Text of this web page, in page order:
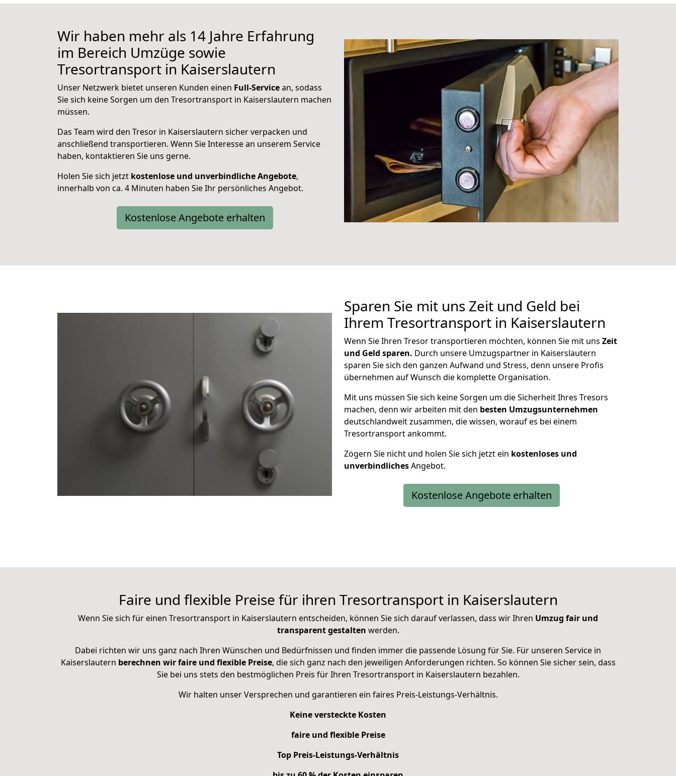
Wir haben mehr als 14 Jahre Erfahrung
im Bereich Umzüge sowie
Tresortransport in Kaiserslautern
Unser Netzwerk bietet unseren Kunden einen Full-Servicean, sodass
Sie sich keine Sorgen um den Tresortransport in Kaiserslautern machen
müssen.
Das Team wird den Tresor in Kaiserslautern sicher verpacken und
anschließend transportieren. Wenn Sie Interesse an unserem Service
haben, kontaktieren Sie uns gerne.
Holen Sie sich jetzt kostenlose und unverbindliche Angebote,
innerhalb von ca. 4 Minuten haben Sie Ihr persönliches Angebot.
Kostenlose Angebote erhalten
Sparen Sie mit uns Zeit und Geld bei
Ihrem Tresortransport in Kaiserslautern
Wenn Sie Ihren Tresor transportieren möchten, können Sie mit uns Zeit
und Geld sparen. Durch unsere Umzugspartner in Kaiserslautern
sparen Sie sich den ganzen Aufwand und Stress, denn unsere Profis
übernehmen auf Wunsch die komplette Organisation.
Mit uns müssen Sie sich keine Sorgen um die Sicherheit Ihres Tresors
machen, denn wir arbeiten mit den besten Umzugsunternehmen
deutschlandweit zusammen, die wissen, worauf es bei einem
Tresortransport ankommt.
Zögern Sie nicht und holen Sie sich jetzt ein kostenloses und
unverbindlichesAngebot.
Kostenlose Angebote erhalten
Faire und flexible Preise für ihren Tresortransport in Kaiserslautern
Wenn Sie sich für einen Tresortransport in Kaiserslautern entscheiden, können Sie sich darauf verlassen, dass wir Ihren Umzug fair und
transparent gestalten werden.
Dabei richten wir uns ganz nach Ihren Wünschen und Bedürfnissen und finden immer die passende Lösung für Sie. Für unseren Service in
Kaiserslautern berechnen wir faire und flexible Preise, die sich ganz nach den jeweiligen Anforderungen richten. So können Sie sicher sein, dass
Sie bei uns stets den bestmöglichen Preis für Ihren Tresortransport in Kaiserslautern bezahlen.
Wir halten unser Versprechen und garantieren ein faires Preis-Leistungs-Verhältnis.
Keine versteckte Kosten
faire und flexible Preise
Top Preis-Leistungs-Verhältnis